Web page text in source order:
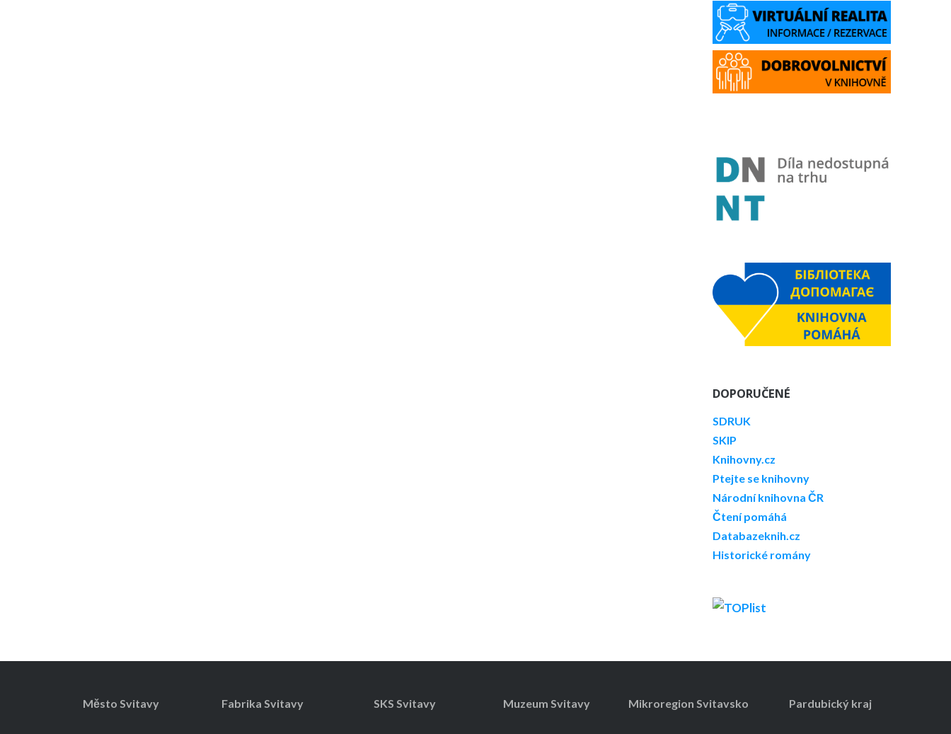
DOPORUČENÉ
SDRUK
SKIP
Knihovny.cz
Ptejte se knihovny
Národní knihovna ČR
Čtení pomáhá
Databazeknih.cz
Historické romány
Město Svitavy Fabrika Svitavy SKS Svitavy Muzeum Svitavy Mikroregion Svitavsko Pardubický kraj